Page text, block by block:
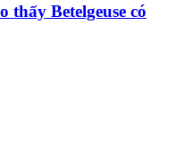
thấy Betelgeuse có